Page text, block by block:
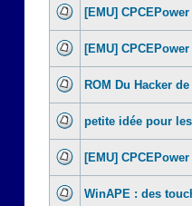
[EMU] CPCEPower
[EMU] CPCEPower
ROM Du Hacker
petite idée pour
[EMU] CPCEPower
WinAPE : des